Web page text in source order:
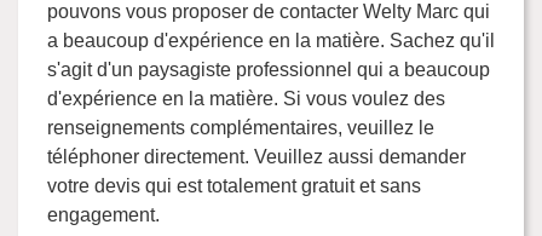
pouvons vous proposer de contacter Welty Marc qui
a beaucoup d'expérience en la matière. Sachez qu'il
s'agit d'un paysagiste professionnel qui a beaucoup
d'expérience en la matière. Si vous voulez des
renseignements complémentaires, veuillez le
téléphoner directement. Veuillez aussi demander
votre devis qui est totalement gratuit et sans
engagement.